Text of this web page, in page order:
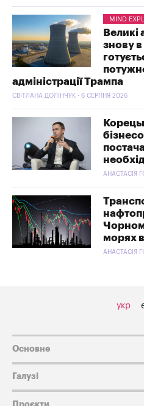
MIND
Великі
знову
адміністрації Трампа
СВІТЛАНА ДОЛІНЧУК - 6 СЕРПНЯ 2026
АНАСТАСІЯ
морях
АНАСТАСІЯ
укр
Основне
Галузі
Проєкти